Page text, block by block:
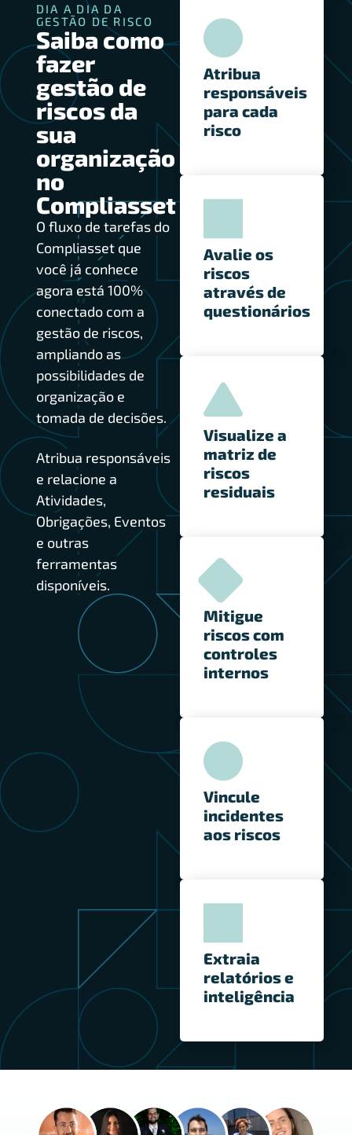
DIA A DIA DA
GESTÃO DE RISCO
Saiba como
fazer
gestão de
riscos da
sua
organização
no
Compliasset
O fluxo de tarefas do
Compliasset que
você já conhece
agora está 100%
conectado com a
gestão de riscos,
ampliando as
possibilidades de
organização e
tomada de decisões.
Atribua responsáveis
e relacione a
Atividades,
Obrigações, Eventos
e outras
ferramentas
disponíveis.
Atribua
responsáveis
para cada
risco
Avalie os
riscos
através de
questionários
Visualize a
matriz de
riscos
residuais
Mitigue
riscos com
controles
internos
Vincule
incidentes
aos riscos
Extraia
relatórios e
inteligência